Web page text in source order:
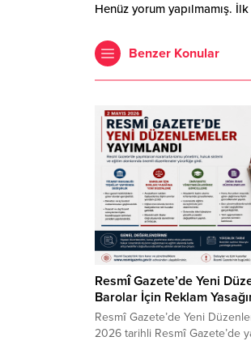
Henüz yorum yapılmamış.
Benzer Konular
Resmî Gazete’de Yeni
Barolar İçin Reklam
Resmî Gazete’de Yeni
2026 tarihli Resmî Gazete’de